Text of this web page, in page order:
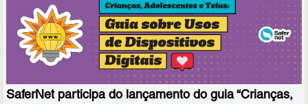
SaferNet participa do lançamento do guia “Crianças,